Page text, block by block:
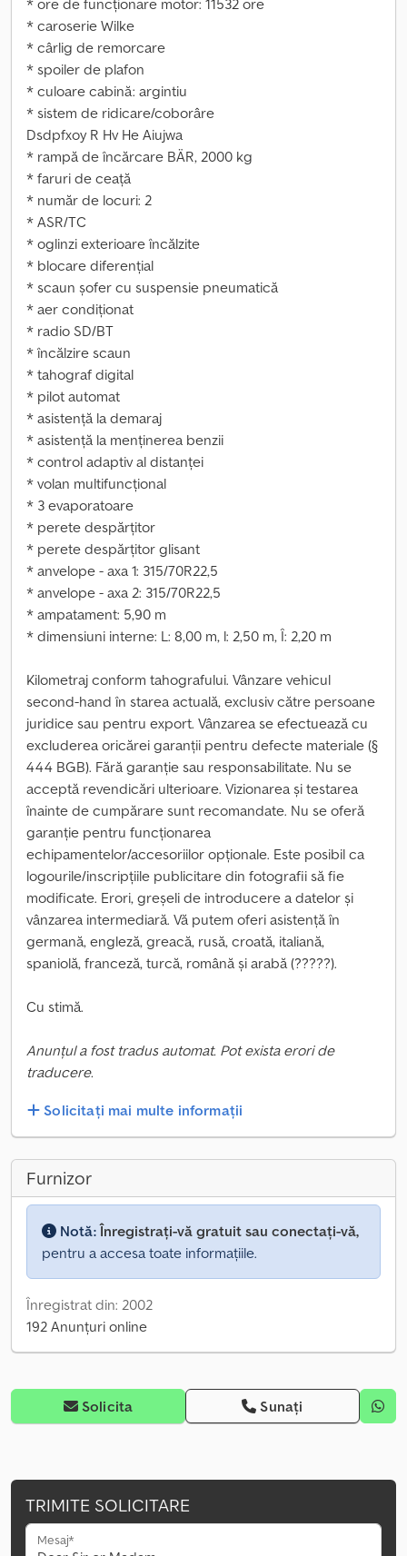
* ore de funcționare motor: 11532 ore
* caroserie Wilke
* cârlig de remorcare
* spoiler de plafon
* culoare cabină: argintiu
* sistem de ridicare/coborâre
Dsdpfxoy R Hv He Aiujwa
* rampă de încărcare BÄR, 2000 kg
* faruri de ceață
* număr de locuri: 2
* ASR/TC
* oglinzi exterioare încălzite
* blocare diferențial
* scaun șofer cu suspensie pneumatică
* aer condiționat
* radio SD/BT
* încălzire scaun
* tahograf digital
* pilot automat
* asistență la demaraj
* asistență la menținerea benzii
* control adaptiv al distanței
* volan multifuncțional
* 3 evaporatoare
* perete despărțitor
* perete despărțitor glisant
* anvelope - axa 1: 315/70R22,5
* anvelope - axa 2: 315/70R22,5
* ampatament: 5,90 m
* dimensiuni interne: L: 8,00 m, l: 2,50 m, Î: 2,20 m
Kilometraj conform tahografului. Vânzare vehicul
second-hand în starea actuală, exclusiv către persoane
juridice sau pentru export. Vânzarea se efectuează cu
excluderea oricărei garanții pentru defecte materiale (§
444 BGB). Fără garanție sau responsabilitate. Nu se
acceptă revendicări ulterioare. Vizionarea și testarea
înainte de cumpărare sunt recomandate. Nu se oferă
garanție pentru funcționarea
echipamentelor/accesoriilor opționale. Este posibil ca
logourile/inscripțiile publicitare din fotografii să fie
modificate. Erori, greșeli de introducere a datelor și
vânzarea intermediară. Vă putem oferi asistență în
germană, engleză, greacă, rusă, croată, italiană,
spaniolă, franceză, turcă, română și arabă (?????).
Cu stimă.
Anunțul a fost tradus automat. Pot exista erori de
traducere.
Solicitați mai multe informații
Furnizor
Notă:Înregistrați-vă gratuit sau conectați-vă,
pentru a accesa toate informațiile.
Înregistrat din: 2002
192 Anunțuri online
Solicita Sunați
TRIMITE SOLICITARE
Mesaj*